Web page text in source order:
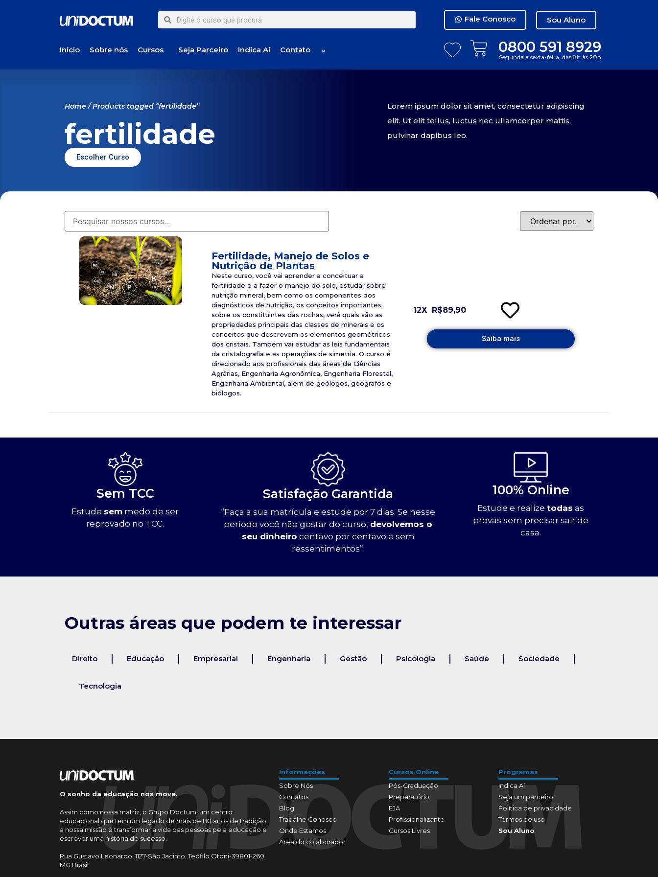
Fale Conosco Sou Aluno
Início Sobre nós Cursos Seja Parceiro Indica Aí Contato ⌄ 0800 591 8929
Segunda a sexta-feira, das 8h às 20h
Home/ Products tagged “fertilidade”
fertilidade
Escolher Curso
Lorem ipsum dolor sit amet, consectetur adipiscing
elit. Ut elit tellus, luctus nec ullamcorper mattis,
pulvinar dapibus leo.
Fertilidade, Manejo de Solos e
Nutrição de Plantas
Neste curso, você vai aprender a conceituar a
fertilidade e a fazer o manejo do solo, estudar sobre
nutrição mineral, bem como os componentes dos
diagnósticos de nutrição, os conceitos importantes
sobre os constituintes das rochas, verá quais são as
propriedades principais das classes de minerais e os
conceitos que descrevem os elementos geométricos
dos cristais. Também vai estudar as leis fundamentais
da cristalografia e as operações de simetria. O curso é
direcionado aos profissionais das áreas de Ciências
Agrárias, Engenharia Agronômica, Engenharia Florestal,
Engenharia Ambiental, além de geólogos, geógrafos e
biólogos.
12X R$89,90
Saiba mais
Sem TCC
Estude sem medo de ser
reprovado no TCC.
Satisfação Garantida
“Faça a sua matrícula e estude por 7 dias. Se nesse
período você não gostar do curso, devolvemos o
seu dinheiro centavo por centavo e sem
ressentimentos”.
100% Online
Estude e realizetodas as
provas sem precisar sair de
casa.
Outras áreas que podem te interessar
Direito Educação Empresarial Engenharia Gestão Psicologia Saúde Sociedade
Tecnologia
O sonho da educação nos move.
Assim como nossa matriz, o Grupo Doctum, um centro
educacional que tem um legado de mais de 80 anos de tradição,
a nossa missão é transformar a vida das pessoas pela educação e
escrever uma história de sucesso.
Rua Gustavo Leonardo, 1127-São Jacinto, Teófilo Otoni-39801-260
MG Brasil
Informações
Sobre Nós
Contatos
Blog
Trabalhe Conosco
Onde Estamos
Área do colaborador
Cursos Online
Pós-Graduação
Preparatório
EJA
Profissionalizante
Cursos Livres
Programas
Indica Aí
Seja um parceiro
Política de privacidade
Termos de uso
Sou Aluno